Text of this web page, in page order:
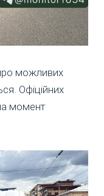
можливих
Офіційних
момент